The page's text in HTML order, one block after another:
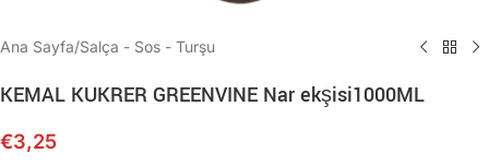
Ana Sayfa/Salça - Sos - Turşu
KEMAL KUKRER GREENVINE Nar ekşisi1000ML
€3,25